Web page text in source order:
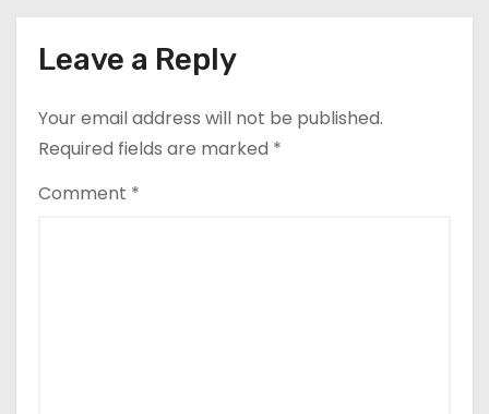
n
Leave a Reply
Your email address will not be published.
Required fields are marked *
Comment *